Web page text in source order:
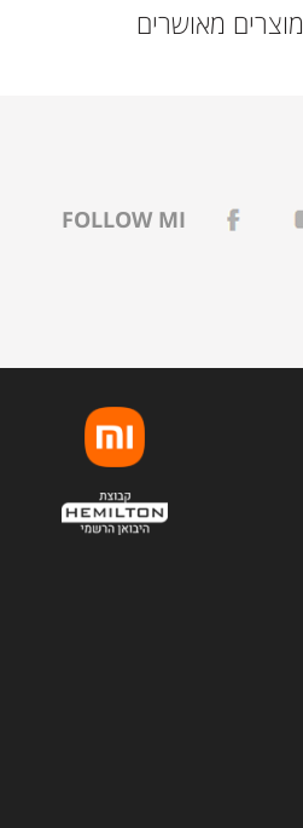
מוצרים מאושרים
FOLLOW MI